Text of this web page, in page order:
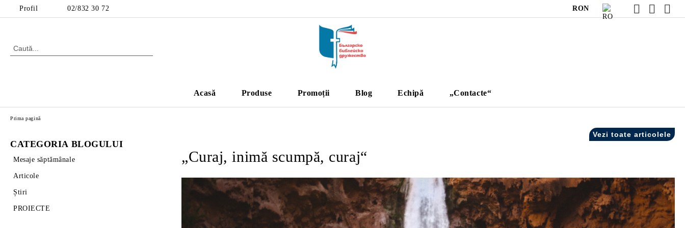
Profil 02/832 30 72 RON
Acasă Produse Promoții Blog Echipă „Contacte“
CATEGORIA BLOGULUI
Mesaje săptămânale
Articole
Știri
PROIECTE
Prima pagină
Vezi toate articolele
„Curaj, inimă scumpă, curaj“